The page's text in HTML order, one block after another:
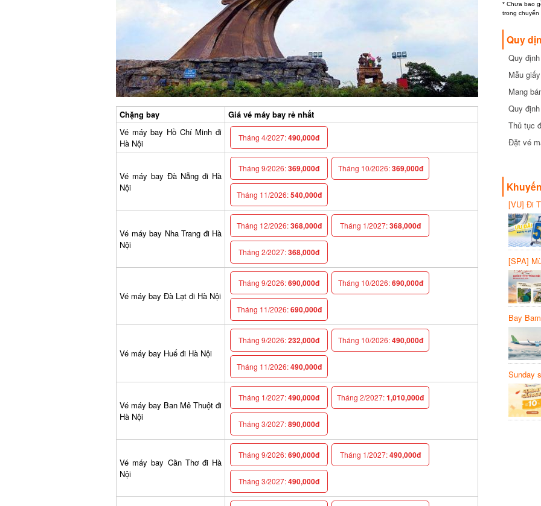
Chặng bay
Giá vé máy bay rẻ nhất
Vé máy bay Hồ Chí Minh đi
Hà Nội
Tháng 4/2027:490,000đ
Vé máy bay Đà Nẵng đi Hà
Nội
Tháng 9/2026:369,000đ Tháng 10/2026:369,000đ
Tháng 11/2026:540,000đ
Vé máy bay Nha Trang đi Hà
Nội
Tháng 12/2026:368,000đ Tháng 1/2027:368,000đ
Tháng 2/2027:368,000đ
Vé máy bay Đà Lạt đi Hà Nội
Tháng 9/2026:690,000đ Tháng 10/2026:690,000đ
Tháng 11/2026:690,000đ
Vé máy bay Huế đi Hà Nội
Tháng 9/2026:232,000đ Tháng 10/2026:490,000đ
Tháng 11/2026:490,000đ
Vé máy bay Ban Mê Thuột đi
Hà Nội
Tháng 1/2027:490,000đ Tháng 2/2027:1,010,000đ
Tháng 3/2027:890,000đ
Vé máy bay Cần Thơ đi Hà
Nội
Tháng 9/2026:690,000đ Tháng 1/2027:490,000đ
Tháng 3/2027:490,000đ
* Chưa bao
trong chuyến
Quy
Quy
cần biết
Mẫu
Mang
Quy
Thủ tục
Đặt vé
[VU] Đi
giảm
[SPA]
20%
Bay
Sunday